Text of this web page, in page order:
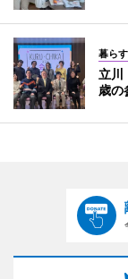
暮ら
立川
歳の